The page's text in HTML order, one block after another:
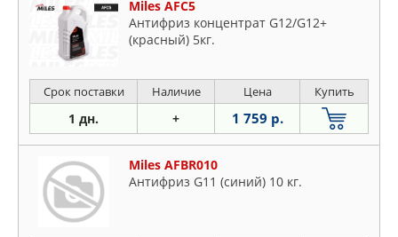
Miles AFC5
Антифриз концентрат G12/G12+
(красный) 5кг.
Срок поставки Наличие Цена Купить
1 дн. + 1 759 р.
Miles AFBR010
Антифриз G11 (синий) 10 кг.